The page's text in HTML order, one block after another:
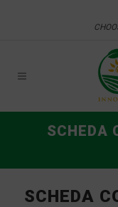
SCHEDA
SCHEDA